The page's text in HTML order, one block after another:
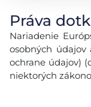
Práva
Nariadenie
osobných
ochrane údajov)
niektorých